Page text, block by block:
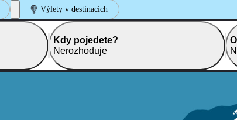
Výlety v destinacích
Kdy pojedete?
Nerozhoduje